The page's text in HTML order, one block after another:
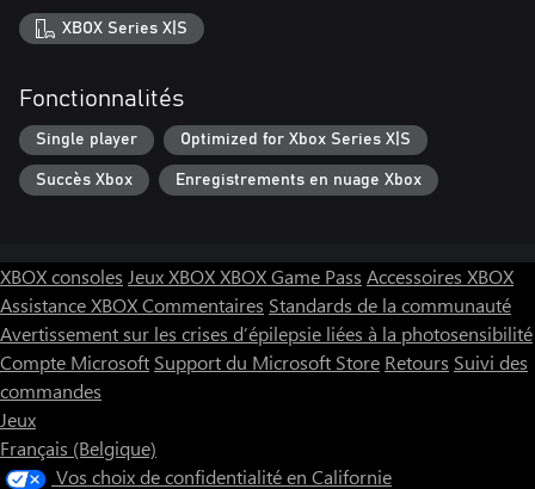
XBOX Series X|S
Fonctionnalités
Single player Optimized for Xbox Series X|S
Succès Xbox Enregistrements en nuage Xbox
XBOX consoles Jeux XBOXXBOX Game Pass Accessoires XBOX
Assistance XBOXCommentaires Standards de la communauté
Avertissement sur les crises d’épilepsie liées à la photosensibilité
Compte Microsoft Support du Microsoft Store Retours Suivi des
commandes
Jeux
Français (Belgique)
Vos choix de confidentialité en Californie